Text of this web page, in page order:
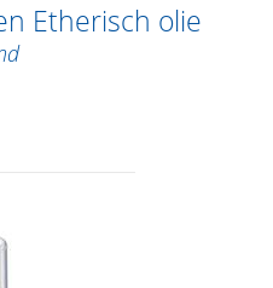
Etherisch olie